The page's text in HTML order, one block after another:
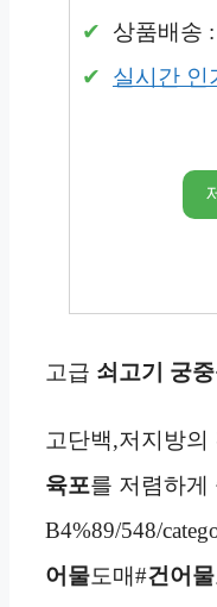
상품배송
실시간 인
고급 쇠고기 궁
고단백,저지방의
육포를 저렴하
B4%89/548/
어물도매#건어물